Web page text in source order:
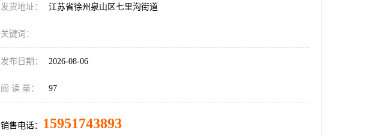
发货地址： 江苏省徐州泉山区七里沟街道
关键词：
发布日期： 2026-08-06
阅 读 量： 97
销售电话： 15951743893